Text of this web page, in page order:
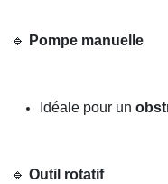
🔹 Pompe manuelle
Idéale pour un
🔹 Outil rotatif